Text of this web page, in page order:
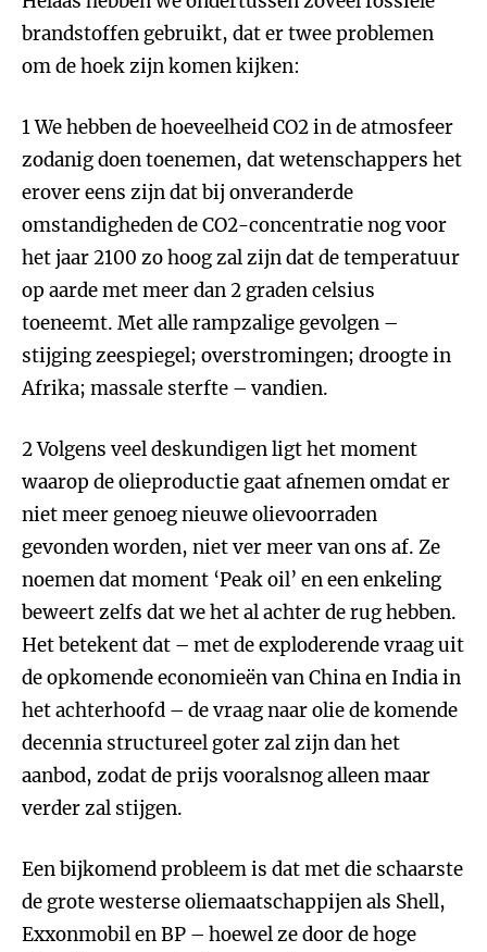
brandstoffen gebruikt, dat er twee problemen
om de hoek zijn komen kijken:
1 We hebben de hoeveelheid CO2 in de atmosfeer
zodanig doen toenemen, dat wetenschappers het
erover eens zijn dat bij onveranderde
omstandigheden de CO2-concentratie nog voor
het jaar 2100 zo hoog zal zijn dat de temperatuur
op aarde met meer dan 2 graden celsius
toeneemt. Met alle rampzalige gevolgen –
stijging zeespiegel; overstromingen; droogte in
Afrika; massale sterfte – vandien.
2 Volgens veel deskundigen ligt het moment
waarop de olieproductie gaat afnemen omdat er
niet meer genoeg nieuwe olievoorraden
gevonden worden, niet ver meer van ons af. Ze
noemen dat moment ‘Peak oil’ en een enkeling
beweert zelfs dat we het al achter de rug hebben.
Het betekent dat – met de exploderende vraag uit
de opkomende economieën van China en India in
het achterhoofd – de vraag naar olie de komende
decennia structureel goter zal zijn dan het
aanbod, zodat de prijs vooralsnog alleen maar
verder zal stijgen.
Een bijkomend probleem is dat met die schaarste
de grote westerse oliemaatschappijen als Shell,
Exxonmobil en BP – hoewel ze door de hoge